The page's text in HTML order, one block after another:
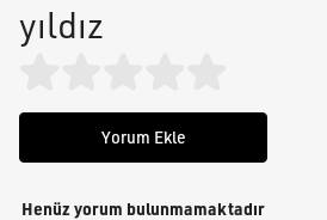
yıldız
Yorum Ekle
Henüz yorum bulunmamaktadır